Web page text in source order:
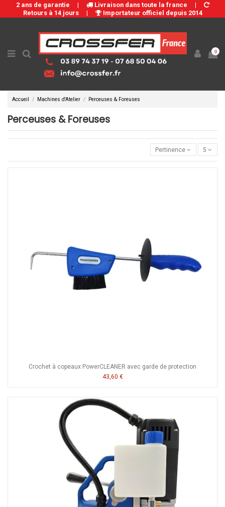
2 ans de garantie | Livraison dans toute la france
|
Retours à 14 jours
| Importateur officiel depuis 2014
0
Accueil Machines d'Atelier Perceuses & Foreuses
Perceuses & Foreuses
Pertinence 5
Crochet à copeaux PowerCLEANER avec garde de protection
43,60 €